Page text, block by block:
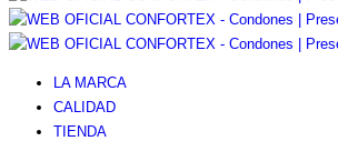
LA MARCA
CALIDAD
TIENDA